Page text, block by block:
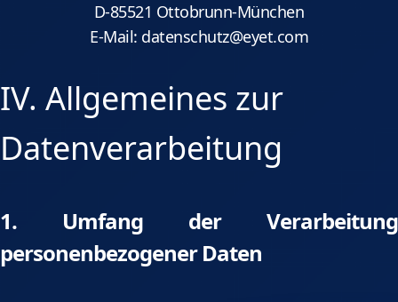
D-85521 Ottobrunn-München
E-Mail: datenschutz@eyet.com
IV. Allgemeines zur
Datenverarbeitung
1. Umfang der Verarbeitung
personenbezogener Daten